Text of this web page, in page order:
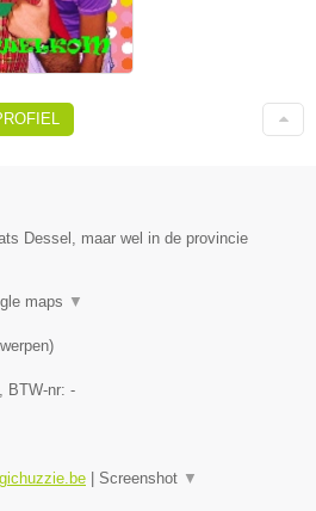
Dessel, maar wel in de provincie
maps ▼
)
, BTW-nr: -
Screenshot ▼